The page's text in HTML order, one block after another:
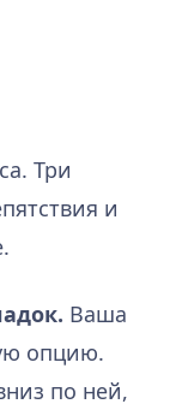
Три
и
Ваша
опцию.
по ней,